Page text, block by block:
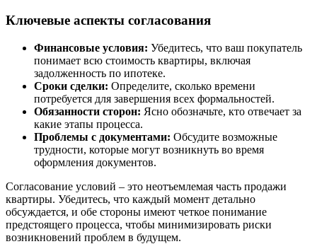
Ключевые аспекты согласования
Финансовые условия: Убедитесь, что ваш покупатель
понимает всю стоимость квартиры, включая
задолженность по ипотеке.
Сроки сделки: Определите, сколько времени
потребуется для завершения всех формальностей.
Обязанности сторон: Ясно обозначьте, кто отвечает за
какие этапы процесса.
Проблемы с документами: Обсудите возможные
трудности, которые могут возникнуть во время
оформления документов.
Согласование условий – это неотъемлемая часть продажи
квартиры. Убедитесь, что каждый момент детально
обсуждается, и обе стороны имеют четкое понимание
предстоящего процесса, чтобы минимизировать риски
возникновений проблем в будущем.